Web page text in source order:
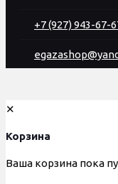
+7 (927) 943-67-
✕
Корзина
Ваша корзина пока